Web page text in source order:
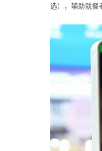
选），辅助就餐